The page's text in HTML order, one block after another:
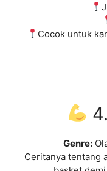
Cocok untuk
4.
Genre:
Ceritanya tentang